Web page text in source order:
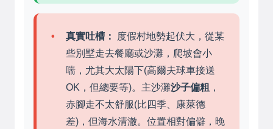
真實吐槽：
度假村地勢起伏大，從某
些別墅走去餐廳或沙灘，爬坡會小
喘，尤其大太陽下(高爾夫球車接送
OK，但總要等)。主沙灘沙子偏粗 ，
赤腳走不太舒服(比四季、康萊德
差)，但海水清澈。位置相對偏僻，晚